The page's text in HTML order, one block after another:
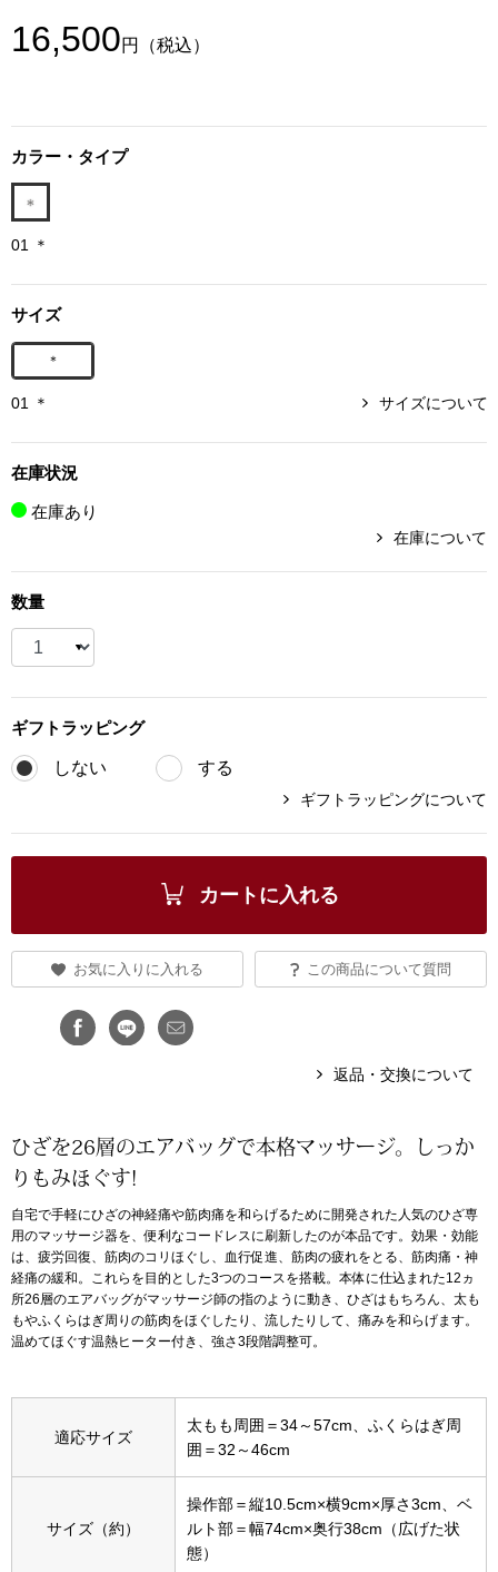
ランド
集
タログ
デニム
バッグ
ボディバッグ
スーツケース
その他
シューズ
レースアップ
16,500円 （税込）
カラー・タイプ
01 ＊
サイズ
＊
01 ＊ サイズについて
在庫状況
在庫あり
在庫について
数量
ギフト ラッピング
しない する
ギフトラッピングについて
カートに入れる
お気に入りに入れる この商品について質問
返品・交換について
ひざを26層のエアバッグで本格マッサージ。しっか
りもみほぐす!
自宅で手軽にひざの神経痛や筋肉痛を和らげるために開発された人気のひざ専
用のマッサージ器を、便利なコードレスに刷新したのが本品です。効果・効能
は、疲労回復、筋肉のコリほぐし、血行促進、筋肉の疲れをとる、筋肉痛・神
経痛の緩和。これらを目的とした3つのコースを搭載。本体に仕込まれた12ヵ
所26層のエアバッグがマッサージ師の指のように動き、ひざはもちろん、太も
もやふくらはぎ周りの筋肉をほぐしたり、流したりして、痛みを和らげます。
温めてほぐす温熱ヒーター付き、強さ3段階調整可。
適応サイズ
太もも周囲＝34～57cm、ふくらはぎ周
囲＝32～46cm
サイズ（約）
操作部＝縦10.5cm×横9cm×厚さ3cm、ベ
ルト部＝幅74cm×奥行38cm（広げた状
態）